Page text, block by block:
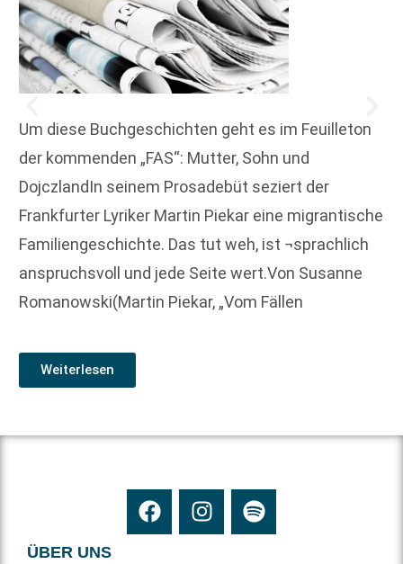
Um diese Buchgeschichten geht es im Feuilleton
der kommenden „FAS“: Mutter, Sohn und
DojczlandIn seinem Prosadebüt seziert der
Frankfurter Lyriker Martin Piekar eine migrantische
Familiengeschichte. Das tut weh, ist ¬sprachlich
anspruchsvoll und jede Seite wert.Von Susanne
Romanowski(Martin Piekar, „Vom Fällen
Weiterlesen
ÜBER UNS